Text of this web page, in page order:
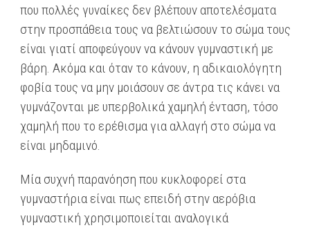
που πολλές γυναίκες δεν βλέπουν αποτελέσματα
στην προσπάθεια τους να βελτιώσουν το σώμα τους
είναι γιατί αποφεύγουν να κάνουν γυμναστική με
βάρη. Ακόμα και όταν το κάνουν, η αδικαιολόγητη
φοβία τους να μην μοιάσουν σε άντρα τις κάνει να
γυμνάζονται με υπερβολικά χαμηλή ένταση, τόσο
χαμηλή που το ερέθισμα για αλλαγή στο σώμα να
είναι μηδαμινό.
Μία συχνή παρανόηση που κυκλοφορεί στα
γυμναστήρια είναι πως επειδή στην αερόβια
γυμναστική χρησιμοποιείται αναλογικά